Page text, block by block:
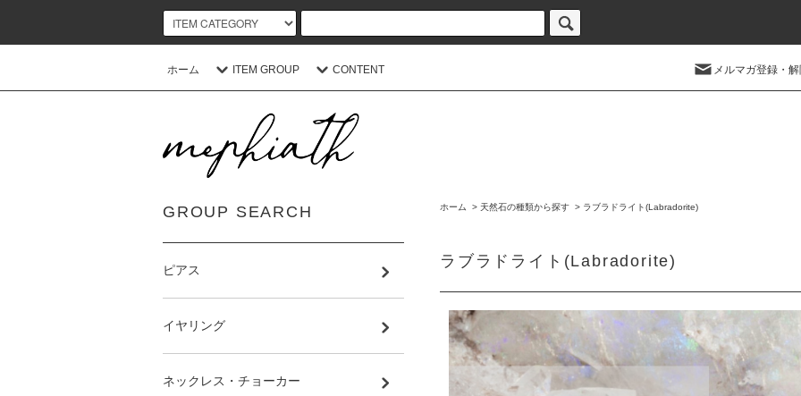
ホーム ITEM GROUP CONTENT メルマガ登録・
ホーム > 天然石の種類から探す > ラブラドライト(Labradorite)
ラブラドライト(Labradorite)
GROUP SEARCH
ピアス
イヤリング
ネックレス・チョーカー